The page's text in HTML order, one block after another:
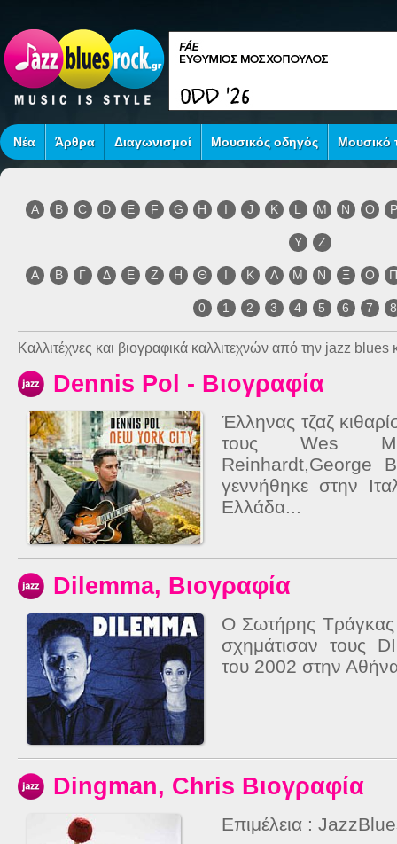
Νέα Άρθρα Διαγωνισμοί Μουσικός οδηγός Μουσικό
A B C D E F G H I J K L M N O P
Y Z
Α Β Γ Δ Ε Ζ Η Θ Ι Κ Λ Μ Ν Ξ Ο
0 1 2 3 4 5 6 7 8
Καλλιτέχνες και βιογραφικά καλλιτεχνών από την jazz blues
Dennis Pol - Βιογραφία
Έλληνας τζαζ
τους Wes
Reinhardt,George
γεννήθηκε στην
Ελλάδα...
Dilemma, Βιογραφία
O Σωτήρης
σχημάτισαν τους
του 2002 στην
Dingman, Chris Βιογραφία
Επιμέλεια :